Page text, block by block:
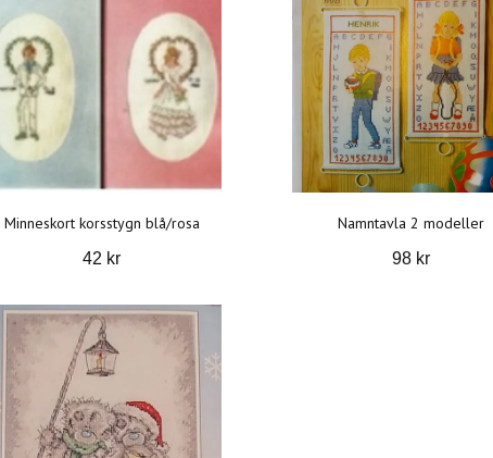
Minneskort korsstygn blå/rosa
42 kr
Namntavla 2 modeller
98 kr